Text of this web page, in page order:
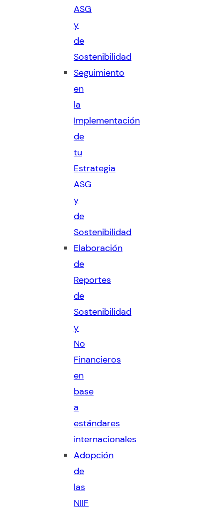
ASG
y
de
Sostenibilidad
Seguimiento
en
la
Implementación
de
tu
Estrategia
ASG
y
de
Sostenibilidad
Elaboración
de
Reportes
de
Sostenibilidad
y
No
Financieros
en
base
a
estándares
internacionales
Adopción
de
las
NIIF